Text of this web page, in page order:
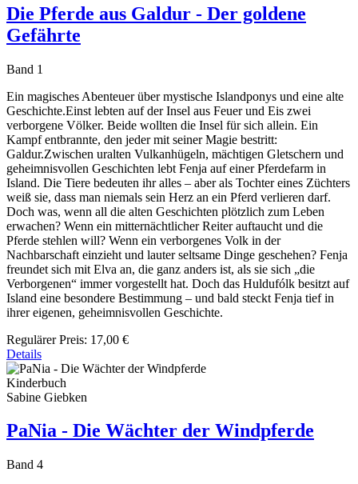
Die Pferde aus Galdur - Der goldene
Gefährte
Band 1
Ein magisches Abenteuer über mystische Islandponys und eine alte
Geschichte.Einst lebten auf der Insel aus Feuer und Eis zwei
verborgene Völker. Beide wollten die Insel für sich allein. Ein
Kampf entbrannte, den jeder mit seiner Magie bestritt:
Galdur.Zwischen uralten Vulkanhügeln, mächtigen Gletschern und
geheimnisvollen Geschichten lebt Fenja auf einer Pferdefarm in
Island. Die Tiere bedeuten ihr alles – aber als Tochter eines Züchters
weiß sie, dass man niemals sein Herz an ein Pferd verlieren darf.
Doch was, wenn all die alten Geschichten plötzlich zum Leben
erwachen? Wenn ein mitternächtlicher Reiter auftaucht und die
Pferde stehlen will? Wenn ein verborgenes Volk in der
Nachbarschaft einzieht und lauter seltsame Dinge geschehen? Fenja
freundet sich mit Elva an, die ganz anders ist, als sie sich „die
Verborgenen“ immer vorgestellt hat. Doch das Huldufólk besitzt auf
Island eine besondere Bestimmung – und bald steckt Fenja tief in
ihrer eigenen, geheimnisvollen Geschichte.
Regulärer Preis: 17,00 €
Details
Kinderbuch
Sabine Giebken
PaNia - Die Wächter der Windpferde
Band 4